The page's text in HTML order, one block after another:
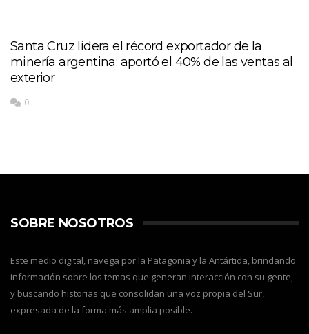
Santa Cruz lidera el récord exportador de la
minería argentina: aportó el 40% de las ventas al
exterior
0
SOBRE NOSOTROS
Este medio digital, navega por la Patagonia y la Antártida, brindando
información sobre los temas que generan interacción con su gente,
y buscando historias que consolidan una voz propia del Sur,
expresada de la forma más amplia posible.